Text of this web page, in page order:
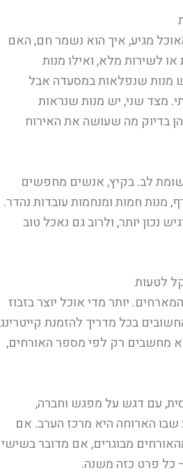
מגיע, איך הוא נשמר חם, האם
לשירות מלא, ואילו מנות
מנות שנפלאות במסעדה אבל
מצד שני, יש מנות שנראות
בדיוק מה שעושה את האירוח
לב. בקיץ, אנשים מחפשים
מנות חמות ומנחמות עובדות נהדר.
נכון יותר, ולרוב גם נאכל טוב
לטעות
יותר מדי אוכל יוצר בזבוז
בכל מדריך להזמנת קייטרינג
מחשבים רק לפי מספר האורחים,
עם דגש על מפגש וחברה,
שבו הארוחה היא מרכז הערב. אם
מבוגרים, אם מדובר בשישי
כל פרט כזה משנה.